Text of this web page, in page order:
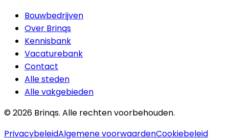
Bouwbedrijven
Over Brinqs
Kennisbank
Vacaturebank
Contact
Alle steden
Alle vakgebieden
©2026 Brinqs. Alle rechten voorbehouden.
PrivacybeleidAlgemene voorwaardenCookiebeleid